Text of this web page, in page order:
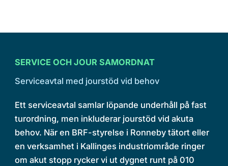
SERVICE OCH JOUR SAMORDNAT
Serviceavtal med jourstöd vid behov
Ett serviceavtal samlar löpande underhåll på fast
turordning, men inkluderar jourstöd vid akuta
behov. När en BRF-styrelse i Ronneby tätort eller
en verksamhet i Kallinges industriområde ringer
om akut stopp rycker vi ut dygnet runt på 010